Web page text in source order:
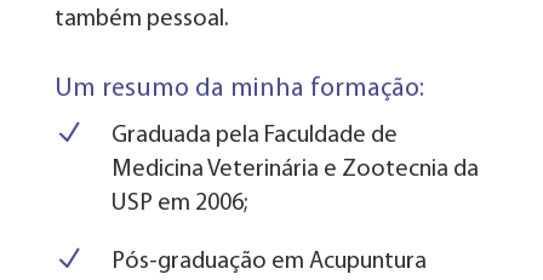
também pessoal.
Um resumo da minha formação:
N
Graduada pela Faculdade de
Medicina Veterinária e Zootecnia da
USP em 2006;
N
Pós-graduação em Acupuntura